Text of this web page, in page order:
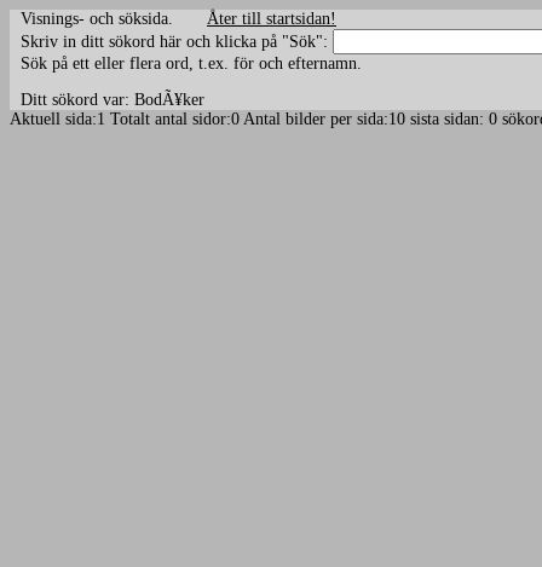
Visnings- och söksida. Åter till startsidan!
Skriv in ditt sökord här och klicka på "Sök":
Sök på ett eller flera ord, t.ex. för och efternamn.
Ditt sökord var: BodÃ¥ker
Aktuell sida:1 Totalt antal sidor:0 Antal bilder per sida:10 sista sidan: 0